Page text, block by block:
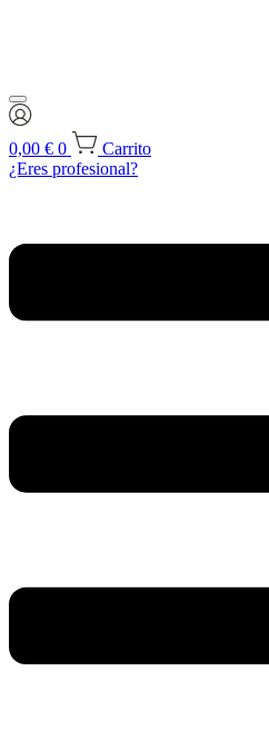
0,00 € 0
Carrito
¿Eres profesional?